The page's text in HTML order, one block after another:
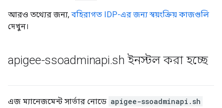
আরও তথ্যের জন্য, বহিরাগত IDP-এর জন্য স্বয়ংক্রিয় কাজগুলি
দেখুন।
apigee-ssoadminapi.sh ইনস্টল করা হচ্ছে
এজ ম্যানেজমেন্ট সার্ভার নোডে apigee-ssoadminapi.sh